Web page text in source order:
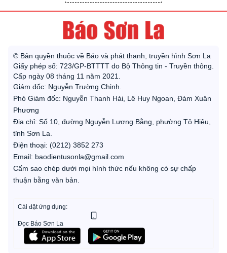
© Bản quyền thuộc về Báo và phát thanh, truyền hình Sơn La
Giấy phép số: 723/GP-BTTTT do Bộ Thông tin - Truyền thông.
Cấp ngày 08 tháng 11 năm 2021.
Giám đốc: Nguyễn Trường Chinh.
Phó Giám đốc: Nguyễn Thanh Hải, Lê Huy Ngoan, Đàm Xuân
Phương
Địa chỉ: Số 10, đường Nguyễn Lương Bằng, phường Tô Hiệu,
tỉnh Sơn La.
Điện thoại: (0212) 3852 273
Email: baodientusonla@gmail.com
Cấm sao chép dưới mọi hình thức nếu không có sự chấp
thuận bằng văn bản.
Cài đặt ứng dụng:
Đọc Báo Sơn La